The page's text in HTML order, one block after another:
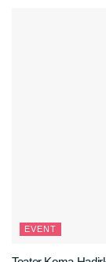
EVENT